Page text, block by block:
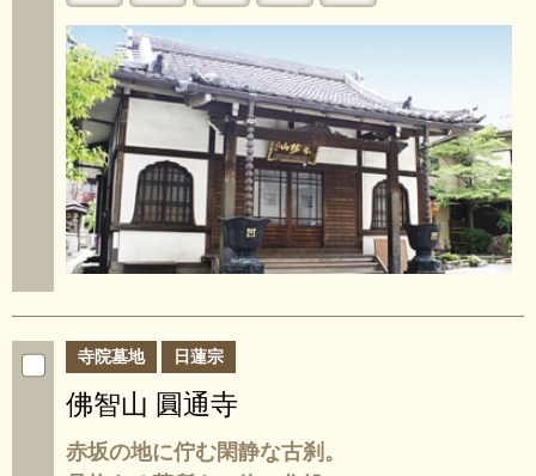
寺院墓地 日蓮宗
佛智山 圓通寺
赤坂の地に佇む閑静な古刹。